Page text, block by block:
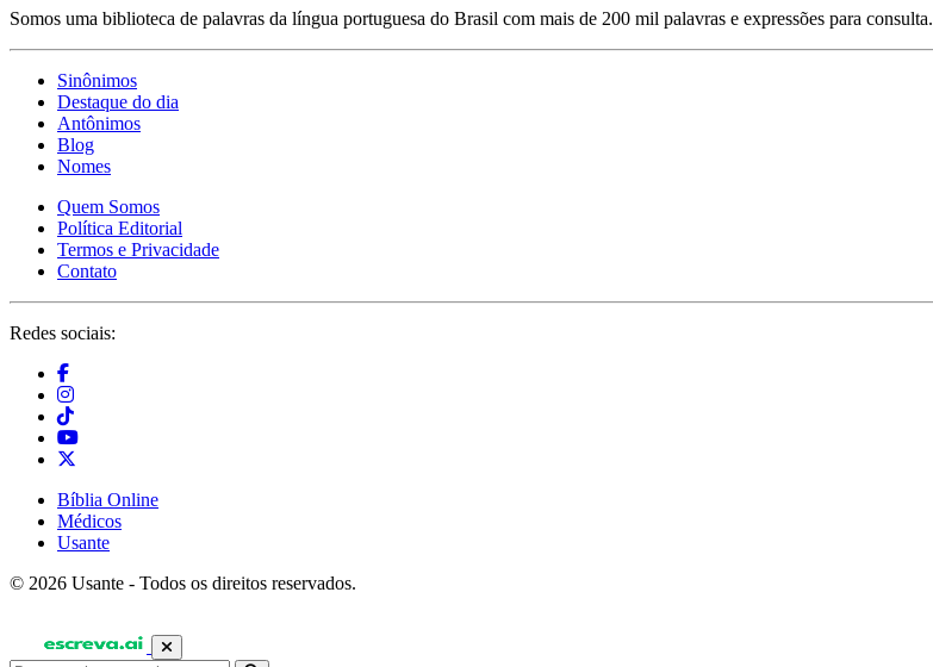
Somos uma biblioteca de palavras da língua portuguesa do Brasil com mais de 200 mil palavras e expressões para consulta.
Sinônimos
Destaque do dia
Antônimos
Blog
Nomes
Quem Somos
Política Editorial
Termos e Privacidade
Contato
Redes sociais:
Bíblia Online
Médicos
Usante
© 2026 Usante - Todos os direitos reservados.